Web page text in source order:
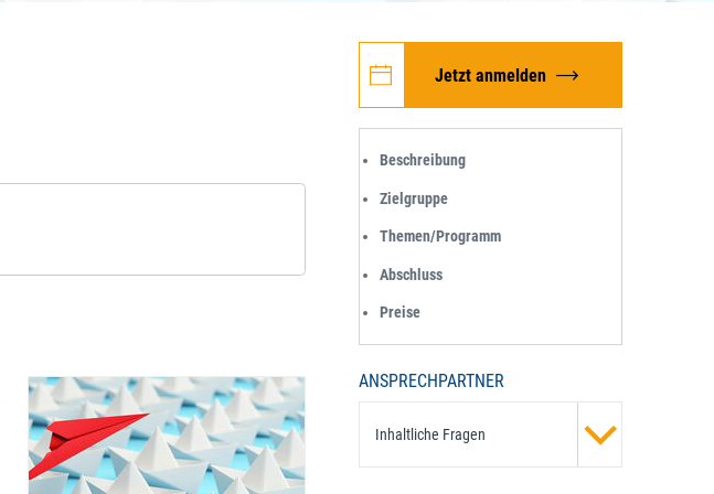
Jetzt anmelden
Beschreibung
Zielgruppe
Themen/Programm
Abschluss
Preise
ANSPRECHPARTNER
Inhaltliche Fragen